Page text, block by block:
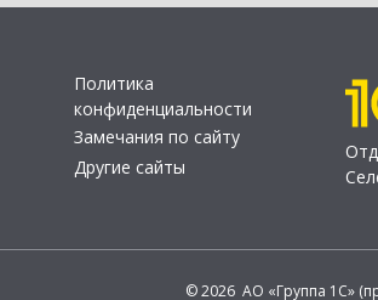
Политика
конфиденциальности
Замечания по сайту
Другие сайты
© 2026 АО «Группа 1С»